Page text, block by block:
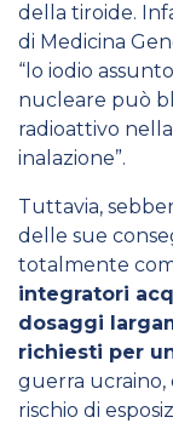
della tiroide.
di Medicina
“lo iodio
nucleare può
radioattivo
inalazione”.
Tuttavia,
delle sue
totalmente
integratori
dosaggi
richiesti per
guerra ucraino,
rischio di